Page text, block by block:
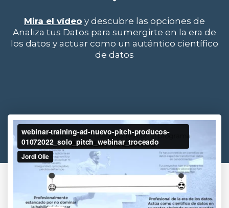
Mira el vídeo y descubre las opciones de
Analiza tus Datos para sumergirte en la era de
los datos y actuar como un auténtico científico
de datos